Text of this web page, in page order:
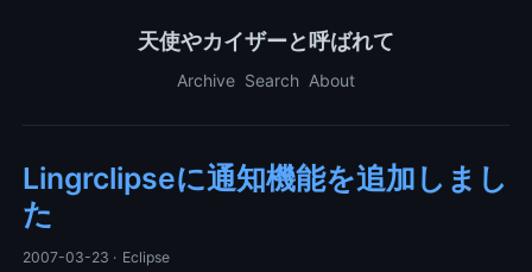
天使やカイザーと呼ばれて
Archive Search About
Lingrclipseに通知機能を追加しまし
た
2007-03-23 · Eclipse